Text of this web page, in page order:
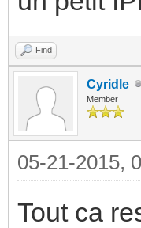
Find
Cyridle
Member
05-21-2015,
Tout ca